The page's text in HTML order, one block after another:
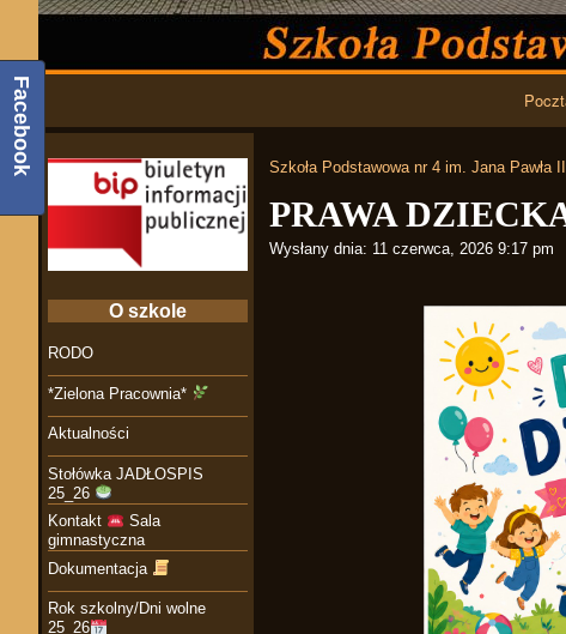
Szkoła Podstawowa nr 4 im. Jana Pawła
PRAWA
Wysłany dnia: 11 czerwca, 2026 9:17 pm
O szkole
RODO
*Zielona Pracownia*
Aktualności
Stołówka JADŁOSPIS
25_26
Kontakt
Sala
gimnastyczna
Dokumentacja
Rok szkolny/Dni wolne
25_26
Facebook